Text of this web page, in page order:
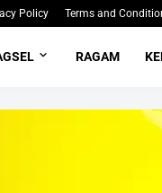
Policy Terms and
RAGAM